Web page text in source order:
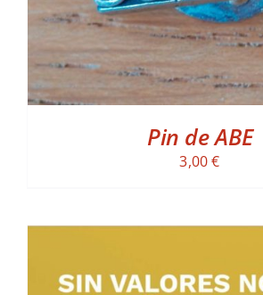
Pin de ABE
3,00€